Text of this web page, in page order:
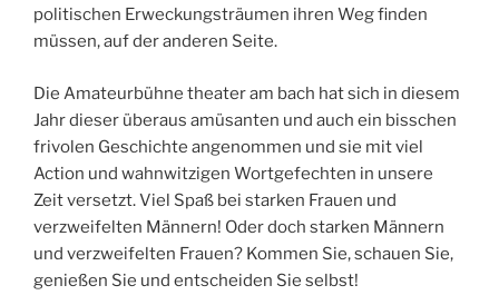
politischen Erweckungsträumen ihren Weg finden
müssen, auf der anderen Seite.
Die Amateurbühne theater am bach hat sich in diesem
Jahr dieser überaus amüsanten und auch ein bisschen
frivolen Geschichte angenommen und sie mit viel
Action und wahnwitzigen Wortgefechten in unsere
Zeit versetzt. Viel Spaß bei starken Frauen und
verzweifelten Männern! Oder doch starken Männern
und verzweifelten Frauen? Kommen Sie, schauen Sie,
genießen Sie und entscheiden Sie selbst!